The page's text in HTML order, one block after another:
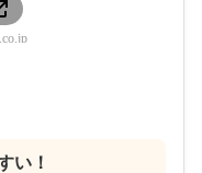
い！